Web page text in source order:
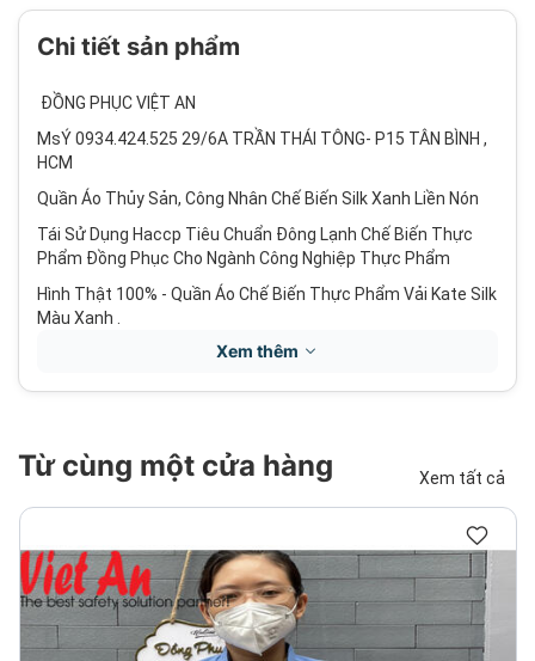
Chi tiết sản phẩm
ĐỒNG PHỤC VIỆT AN
MsÝ 0934.424.525 29/6A TRẦN THÁI TÔNG- P15 TÂN BÌNH ,
HCM
Quần Áo Thủy Sản, Công Nhân Chế Biến Silk Xanh Liền Nón
Tái Sử Dụng Haccp Tiêu Chuẩn Đông Lạnh Chế Biến Thực
Phẩm Đồng Phục Cho Ngành Công Nghiệp Thực Phẩm
Hình Thật 100% - Quần Áo Chế Biến Thực Phẩm Vải Kate Silk
Màu Xanh .
Áo Tay ngắn cổ bẻ, nút, tay suông. đầy đủ sản phẩm - quý
khách vui lòng liên hệ chúng tôi để được nhận giá ưu đãi.
Mùa : Mùa hè mặc những bộ quần áo thực phẩm này rất mát
Xem thêm
Từ cùng một cửa hàng Xem tất cả